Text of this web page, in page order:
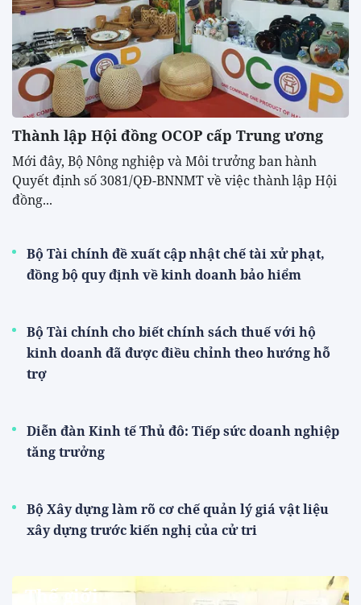
Thành lập Hội đồng OCOP cấp Trung ương
Mới đây, Bộ Nông nghiệp và Môi trưởng ban hành
Quyết định số 3081/QĐ-BNNMT về việc thành lập Hội
đồng...
Bộ Tài chính đề xuất cập nhật chế tài xử phạt,
đồng bộ quy định về kinh doanh bảo hiểm
Bộ Tài chính cho biết chính sách thuế với hộ
kinh doanh đã được điều chỉnh theo hướng hỗ
trợ
Diễn đàn Kinh tế Thủ đô: Tiếp sức doanh nghiệp
tăng trưởng
Bộ Xây dựng làm rõ cơ chế quản lý giá vật liệu
xây dựng trước kiến nghị của cử tri
Thế giới